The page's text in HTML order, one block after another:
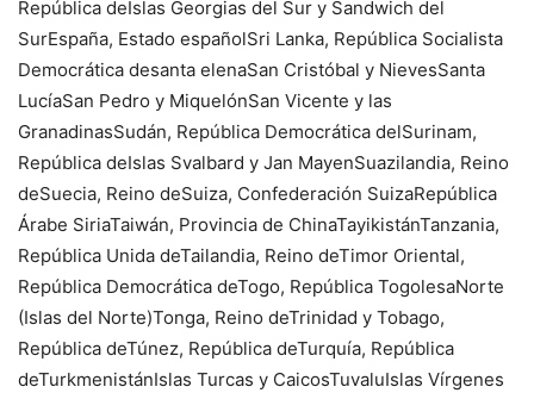
República deIslas Georgias del Sur y Sandwich del
SurEspaña, Estado españolSri Lanka, República Socialista
Democrática desanta elenaSan Cristóbal y NievesSanta
LucíaSan Pedro y MiquelónSan Vicente y las
GranadinasSudán, República Democrática delSurinam,
República deIslas Svalbard y Jan MayenSuazilandia, Reino
deSuecia, Reino deSuiza, Confederación SuizaRepública
Árabe SiriaTaiwán, Provincia de ChinaTayikistánTanzania,
República Unida deTailandia, Reino deTimor Oriental,
República Democrática deTogo, República TogolesaNorte
(Islas del Norte)Tonga, Reino deTrinidad y Tobago,
República deTúnez, República deTurquía, República
deTurkmenistánIslas Turcas y CaicosTuvaluIslas Vírgenes